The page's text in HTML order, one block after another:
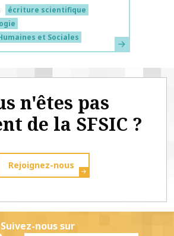
écriture scientifique
et Sociales
En savoir plus
n'êtes pas
de la SFSIC ?
Rejoignez-nous
Suivez-nous sur